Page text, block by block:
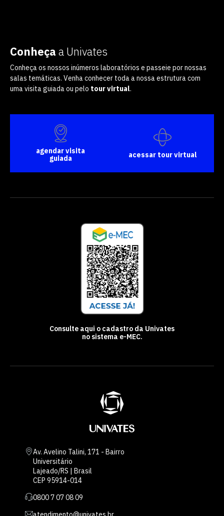
Conheça a Univates
Conheça os nossos inúmeros laboratórios e passeie por nossas
salas temáticas. Venha conhecer toda a nossa estrutura com
uma visita guiada ou pelo tour virtual.
agendar visita
guiada
acessar tour virtual
Consulte aqui o cadastro da Univates
no sistema e-MEC.
Av. Avelino Talini, 171 - Bairro
Universitário
Lajeado/RS | Brasil
CEP 95914-014
0800 7 07 08 09